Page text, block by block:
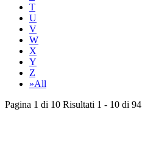
T
U
V
W
X
Y
Z
»All
Pagina 1 di 10 Risultati 1 - 10 di 94